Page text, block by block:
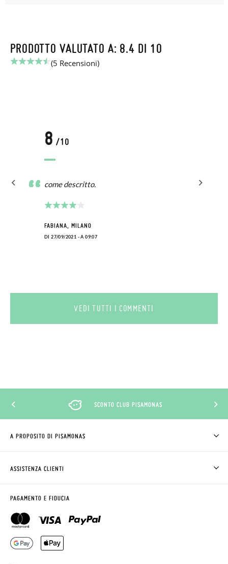
PRODOTTO VALUTATO A: 8.4 DI 10
(5 Recensioni)
8 /10
come descritto.
FABIANA, MILANO
DI 27/09/2021 - A 09:07
VEDI TUTTI I COMMENTI
SCONTO CLUB PISAMONAS
A PROPOSITO DI PISAMONAS
CLUB PISAMONAS
BLOG & NEWS
AVVISO LEGALE, PRIVACY E COOKIES
GUIDA ALLE TAGLIE
ASSISTENZA CLIENTI
RICHIEDERE RESO
CONTATTO
ORARIO PISAMONAS
DOMANDE FREQUENTI
PAGAMENTO E FIDUCIA